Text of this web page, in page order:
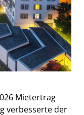
Mietertrag
verbesserte der